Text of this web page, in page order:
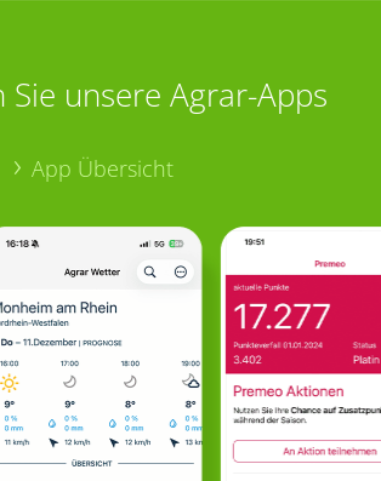
Sie unsere Agrar-Apps
App Übersicht